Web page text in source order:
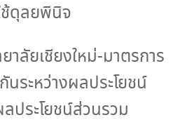
ช้ดุลยพินิจ
าลัยเชียงใหม่-มาตรการ
ระหว่างผลประโยชน์
ประโยชน์ส่วนรวม